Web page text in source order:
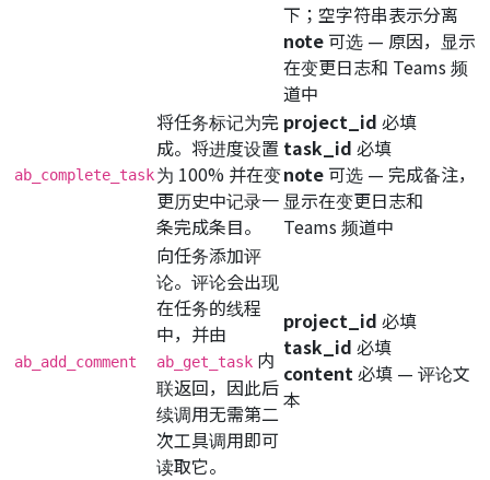
下；空字符串表示分离
note 可选 — 原因，显示
在变更日志和 Teams 频
道中
ab_complete_task
将任务标记为完
成。将进度设置
为 100% 并在变
更历史中记录一
条完成条目。
project_id 必填
task_id 必填
note 可选 — 完成备注，
显示在变更日志和
Teams 频道中
ab_add_comment
向任务添加评
论。评论会出现
在任务的线程
中，并由
ab_get_task 内
联返回，因此后
续调用无需第二
次工具调用即可
读取它。
project_id 必填
task_id 必填
content 必填 — 评论文
本